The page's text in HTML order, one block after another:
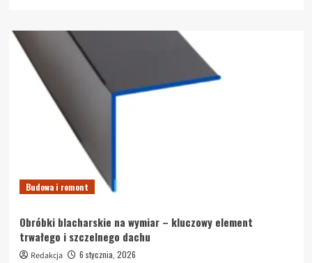
Budowa i remont
Obróbki blacharskie na wymiar – kluczowy element
trwałego i szczelnego dachu
Redakcja 6 stycznia, 2026